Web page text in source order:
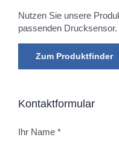
Nutzen Sie unsere
passenden Drucksensor.
Zum Produktfinder
Kontaktformular
Ihr Name *